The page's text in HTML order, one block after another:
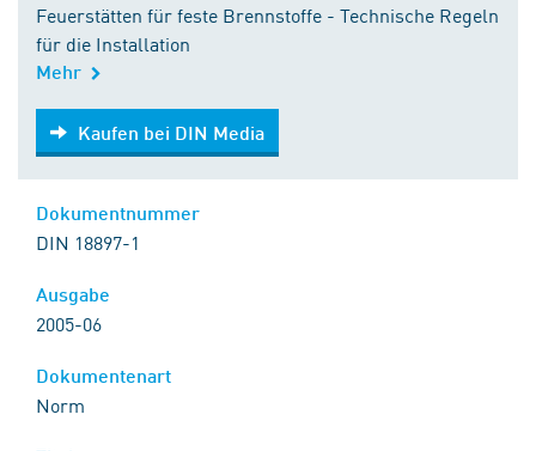
Feuerstätten für feste Brennstoffe - Technische Regeln
für die Installation
Mehr
Kaufen bei DIN Media
Kaufen bei DIN Media
DIN 18897-1
2005-06
Norm